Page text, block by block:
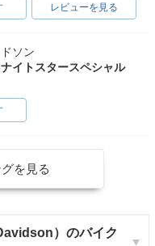
レビューを見る
ソン
イトスタースペシャル
を見る
）のバイク